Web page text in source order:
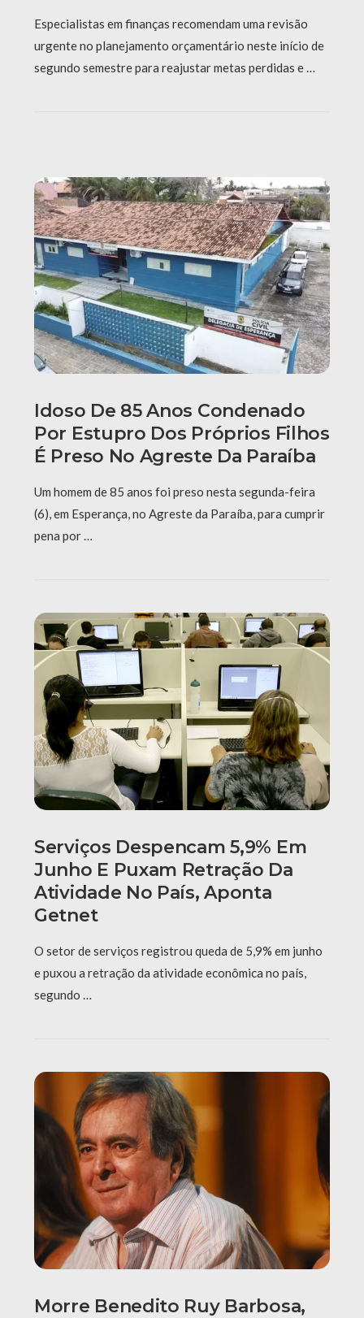
Especialistas em finanças recomendam uma revisão
urgente no planejamento orçamentário neste início de
segundo semestre para reajustar metas perdidas e …
Idoso De 85 Anos Condenado
Por Estupro Dos Próprios Filhos
É Preso No Agreste Da Paraíba
Um homem de 85 anos foi preso nesta segunda-feira
(6), em Esperança, no Agreste da Paraíba, para cumprir
pena por …
Serviços Despencam 5,9% Em
Junho E Puxam Retração Da
Atividade No País, Aponta
Getnet
O setor de serviços registrou queda de 5,9% em junho
e puxou a retração da atividade econômica no país,
segundo …
Morre Benedito Ruy Barbosa,